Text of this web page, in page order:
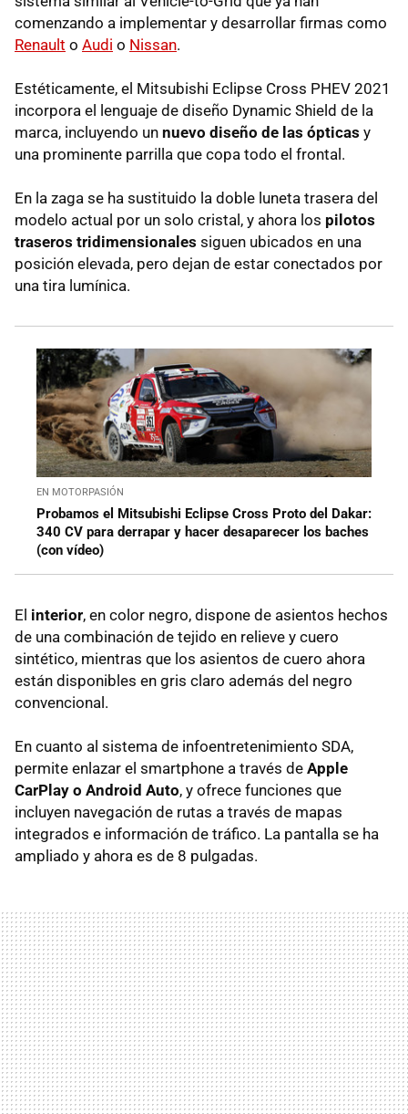
comenzando a implementar y desarrollar firmas como
Renault o Audi o Nissan.
Estéticamente, el Mitsubishi Eclipse Cross PHEV 2021
incorpora el lenguaje de diseño Dynamic Shield de la
marca, incluyendo un nuevo diseño de las ópticas y
una prominente parrilla que copa todo el frontal.
En la zaga se ha sustituido la doble luneta trasera del
modelo actual por un solo cristal, y ahora los pilotos
traseros tridimensionales siguen ubicados en una
posición elevada, pero dejan de estar conectados por
una tira lumínica.
EN MOTORPASIÓN
Probamos el Mitsubishi Eclipse Cross Proto del Dakar:
340 CV para derrapar y hacer desaparecer los baches
(con vídeo)
El interior, en color negro, dispone de asientos hechos
de una combinación de tejido en relieve y cuero
sintético, mientras que los asientos de cuero ahora
están disponibles en gris claro además del negro
convencional.
En cuanto al sistema de infoentretenimiento SDA,
permite enlazar el smartphone a través de Apple
CarPlay o Android Auto, y ofrece funciones que
incluyen navegación de rutas a través de mapas
integrados e información de tráfico. La pantalla se ha
ampliado y ahora es de 8 pulgadas.